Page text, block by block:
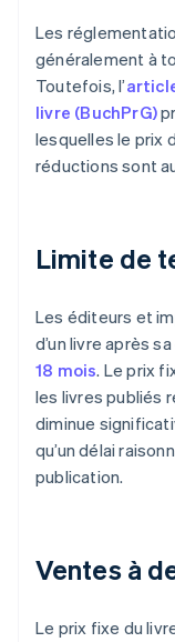
Les
généralement à
Toutefois, l’
livre (BuchPrG)
lesquelles le prix
réductions sont
Limite de
Les éditeurs et
d’un livre après
18 mois. Le prix
les livres publiés
diminue
qu’un délai
publication.
Ventes à
Le prix fixe du